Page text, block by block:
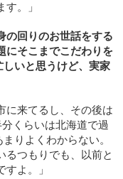
。」
の回りのお世話をする
にそこまでこだわりを
いと思うけど、実家
に来てるし、その後は
くらいは北海道で過
りよくわからない。
るつもりでも、以前と
よ。」